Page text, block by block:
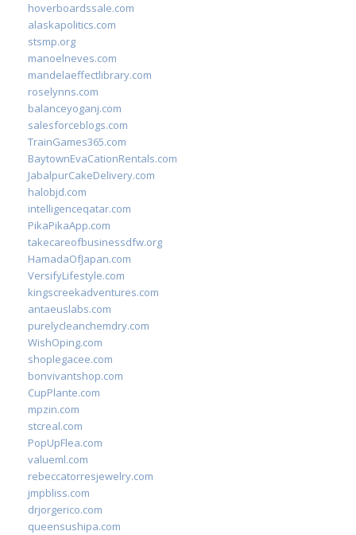
hoverboardssale.com
alaskapolitics.com
stsmp.org
manoelneves.com
mandelaeffectlibrary.com
roselynns.com
balanceyoganj.com
salesforceblogs.com
TrainGames365.com
BaytownEvaCationRentals.com
JabalpurCakeDelivery.com
halobjd.com
intelligenceqatar.com
PikaPikaApp.com
takecareofbusinessdfw.org
HamadaOfJapan.com
VersifyLifestyle.com
kingscreekadventures.com
antaeuslabs.com
purelycleanchemdry.com
WishOping.com
shoplegacee.com
bonvivantshop.com
CupPlante.com
mpzin.com
stcreal.com
PopUpFlea.com
valueml.com
rebeccatorresjewelry.com
jmpbliss.com
drjorgerico.com
queensushipa.com